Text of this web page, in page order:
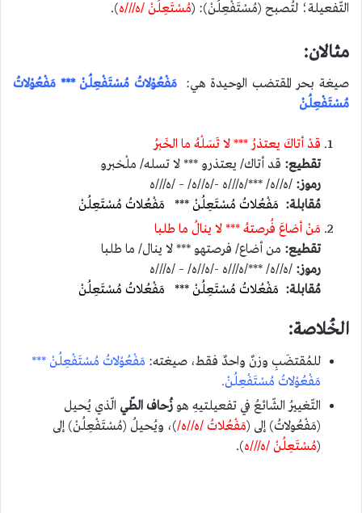
التّفعيلة؛ لتُصبح (مُسْتَفْعِلُنْ): (مُسْتَعِلُنْ /ه///ه).
مثالان:
صيغة بحر المقتضب الوحيدة هي:
مَفْعُوْلاتُ مُسْتَفْعِلُنْ *** مَفْعُوْلاتُ
مُسْتَفْعِلُنْ
قدْ أتاكَ يعتذرُ *** لا تَسَلْهُ ما الخَبرُ
تقطيع: قد أتاك/ يعتذرو *** لا تسله/ ملْخبرو
رموز: /ه//ه/ ***/ه///ه -/ه//ه/ – /ه///ه
مُقابلة: مَفْعُلاتُ مُسْتَعِلُنْ *** مَفْعُلاتُ مُسْتَعِلُنْ
مَنْ أضاعَ فُرصتهُ *** لا ينالُ ما طلبا
تقطيع: من أضاع/ فرصتهو *** لا ينال/ ما طلبا
رموز: /ه//ه/ ***/ه///ه -/ه//ه/ – /ه///ه
مُقابلة: مَفْعُلاتُ مُسْتَعِلُنْ *** مَفْعُلاتُ مُسْتَعِلُنْ
الخُلاصة:
للمُقتضَبِ وزنٌ واحدٌ فقط، صيغته: مَفْعُوْلاتُ مُسْتَفْعِلُنْ ***
مَفْعُوْلاتُ مُسْتَفْعِلُنْ.
التّغييرُ الشّائعُ في تفعيلتيهِ هو زُحاف الطّي الّذي يُحيل
(مَفْعُولاتُ) إلى (مَفْعُلاتُ /ه//ه/)، ويُحيلُ (مُسْتَفْعِلُنْ) إلى
(مُسْتَعِلُنْ /ه///ه).